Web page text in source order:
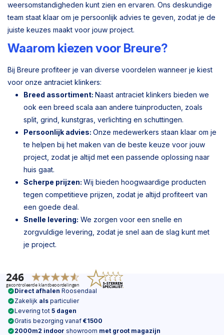
weersomstandigheden kunt zien en ervaren. Ons deskundige
team staat klaar om je persoonlijk advies te geven, zodat je de
juiste keuzes maakt voor jouw project.
Waarom kiezen voor Breure?
Bij Breure profiteer je van diverse voordelen wanneer je kiest
voor onze antraciet klinkers:
Breed assortiment: Naast antraciet klinkers bieden we
ook een breed scala aan andere tuinproducten, zoals
split, grind, kunstgras, verlichting en schuttingen.
Persoonlijk advies: Onze medewerkers staan klaar om je
te helpen bij het maken van de beste keuze voor jouw
project, zodat je altijd met een passende oplossing naar
huis gaat.
Scherpe prijzen: Wij bieden hoogwaardige producten
tegen competitieve prijzen, zodat je altijd profiteert van
een goede deal.
Snelle levering: We zorgen voor een snelle en
zorgvuldige levering, zodat je snel aan de slag kunt met
je project.
Direct afhalen Roosendaal
Zakelijk als particulier
Levering tot 5 dagen
Gratis bezorging vanaf €1500
2000m2 indoor showroom met groot magazijn